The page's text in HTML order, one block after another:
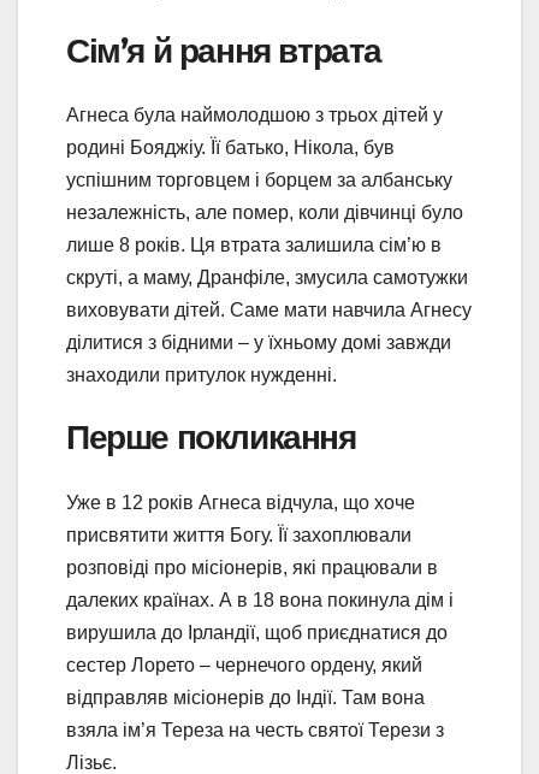
Сім’я й рання втрата
Агнеса була наймолодшою з трьох дітей у
родині Бояджіу. Її батько, Нікола, був
успішним торговцем і борцем за албанську
незалежність, але помер, коли дівчинці було
лише 8 років. Ця втрата залишила сім’ю в
скруті, а маму, Дранфіле, змусила самотужки
виховувати дітей. Саме мати навчила Агнесу
ділитися з бідними – у їхньому домі завжди
знаходили притулок нужденні.
Перше покликання
Уже в 12 років Агнеса відчула, що хоче
присвятити життя Богу. Її захоплювали
розповіді про місіонерів, які працювали в
далеких країнах. А в 18 вона покинула дім і
вирушила до Ірландії, щоб приєднатися до
сестер Лорето – чернечого ордену, який
відправляв місіонерів до Індії. Там вона
взяла ім’я Тереза на честь святої Терези з
Лізьє.